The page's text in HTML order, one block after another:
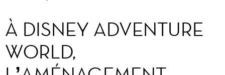
À DISNEY ADVENTURE
WORLD,